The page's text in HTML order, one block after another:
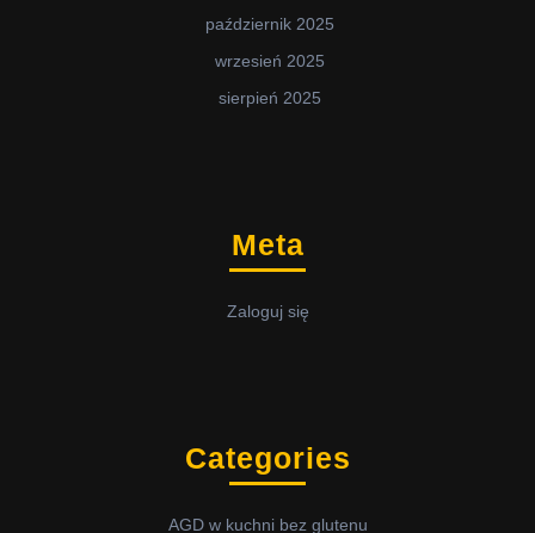
październik 2025
wrzesień 2025
sierpień 2025
Meta
Zaloguj się
Categories
AGD w kuchni bez glutenu